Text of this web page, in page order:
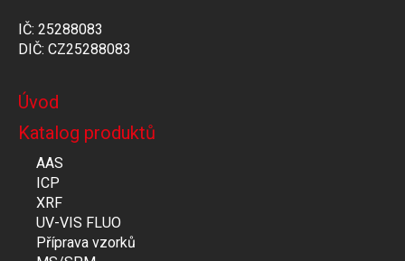
IČ: 25288083
DIČ: CZ25288083
Úvod
Katalog produktů
AAS
ICP
XRF
UV-VIS FLUO
Příprava vzorků